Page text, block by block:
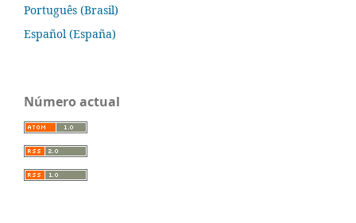
Português (Brasil)
Español (España)
Número actual